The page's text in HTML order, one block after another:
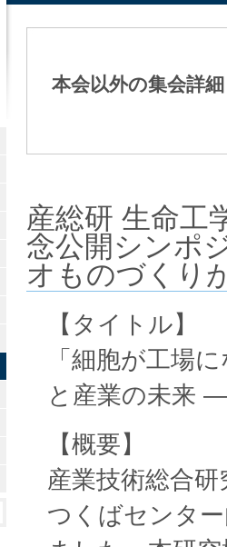
本会以外の集会詳細
産総研 生命工
念公開シンポ
オものづくり
【タイトル】
「細胞が工場
と産業の未来 ―
【概要】
産業技術総合
つくばセンタ
公益社団法人日本生化学会